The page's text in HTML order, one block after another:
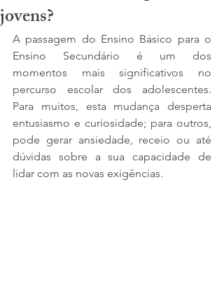
jovens?
A passagem do Ensino Básico para o
Ensino Secundário é um dos
momentos mais significativos no
percurso escolar dos adolescentes.
Para muitos, esta mudança desperta
entusiasmo e curiosidade; para outros,
pode gerar ansiedade, receio ou até
dúvidas sobre a sua capacidade de
lidar com as novas exigências.